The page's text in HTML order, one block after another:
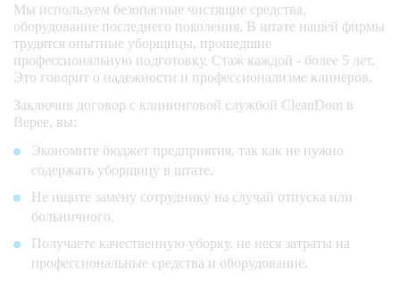
Мы используем безопасные чистящие средства,
оборудование последнего поколения. В штате нашей фирмы
трудятся опытные уборщицы, прошедшие
профессиональную подготовку. Стаж каждой - более 5 лет.
Это говорит о надежности и профессионализме клинеров.
Заключив договор с клининговой службой CleanDom в
Верее, вы:
Экономите бюджет предприятия, так как не нужно
содержать уборщицу в штате.
Не ищите замену сотруднику на случай отпуска или
больничного.
Получаете качественную уборку, не неся затраты на
профессиональные средства и оборудование.